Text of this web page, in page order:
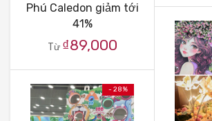
Phú Caledon giảm tới
41%
Từ ₫89,000
- 28%